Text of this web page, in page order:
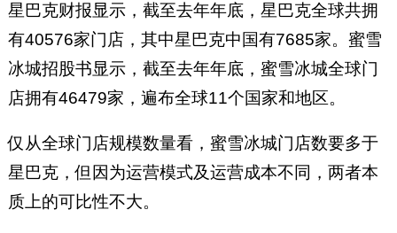
星巴克财报显示，截至去年年底，星巴克全球共拥
有40576家门店，其中星巴克中国有7685家。蜜雪
冰城招股书显示，截至去年年底，蜜雪冰城全球门
店拥有46479家，遍布全球11个国家和地区。
仅从全球门店规模数量看，蜜雪冰城门店数要多于
星巴克，但因为运营模式及运营成本不同，两者本
质上的可比性不大。